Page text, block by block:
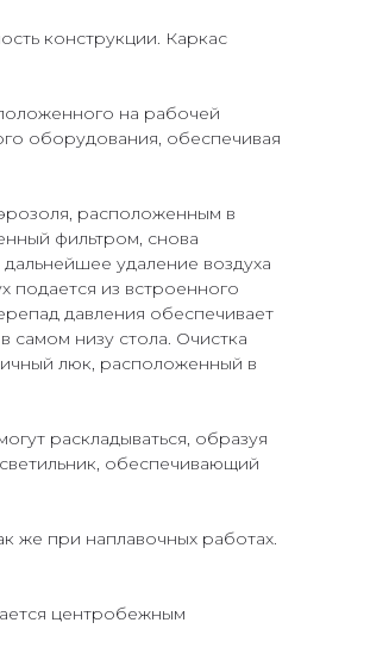
конструкции. Каркас
на рабочей
оборудования, обеспечивая
расположенным в
фильтром, снова
удаление воздуха
подается из встроенного
давления обеспечивает
самом низу стола. Очистка
люк, расположенный в
раскладываться, образуя
обеспечивающий
же при наплавочных работах.
центробежным